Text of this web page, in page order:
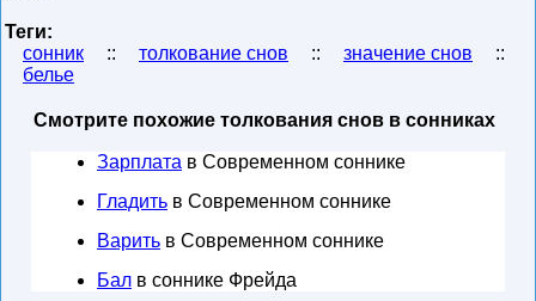
Теги:
сонник
:: толкование снов :: значение снов
::
белье
Смотрите похожие толкования снов в сонниках
Зарплата в Современном соннике
Гладить в Современном соннике
Варить в Современном соннике
Бал в соннике Фрейда